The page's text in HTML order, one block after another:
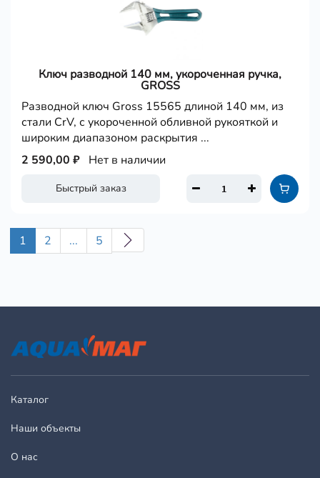
Ключ разводной 140 мм, укороченная ручка,
GROSS
Разводной ключ Gross 15565 длиной 140 мм, из
стали CrV, с укороченной обливной рукояткой и
широким диапазоном раскрытия ...
Быстрый заказ
2 590,00 ₽ Нет в наличии
1 2 ... 5
Каталог
Наши объекты
О нас